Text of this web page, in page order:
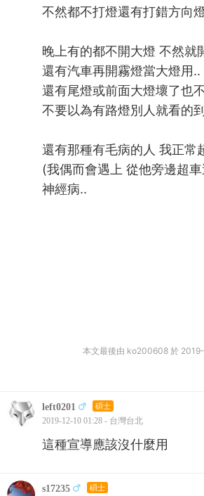
不然都不打燈還有打錯方向
晚上有的都不開大燈 不然就
還有汽車再開霧燈當大燈用..
還有尾燈或前面大燈壞了也
不要以為有路燈別人就看的
還有那種有毛病的人 我正常
(我偶而會遇上 從他旁邊超
神經病..
本文最後由 ko200608 於
left0201 碩士
2019-12-10 01:28 - 台灣台北
這種宣導應該沒什麼用
s17235 碩士